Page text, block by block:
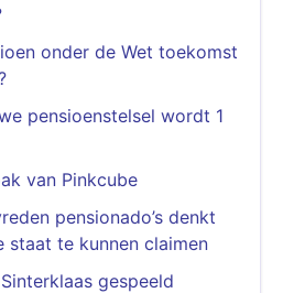
onder de Wet toekomst
pensioenstelsel wordt 1
van Pinkcube
pensionado’s denkt
staat te kunnen claimen
gespeeld